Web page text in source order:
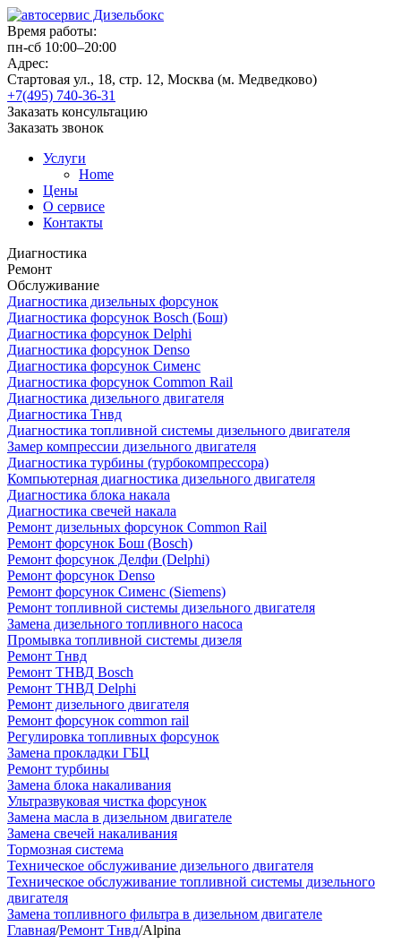
Время работы:
пн-сб 10:00–20:00
Адрес:
Стартовая ул., 18, стр. 12, Москва (м. Медведково)
+7(495) 740-36-31
Заказать консультацию
Заказать звонок
Услуги
Home
Цены
О сервисе
Контакты
Диагностика
Ремонт
Обслуживание
Диагностика дизельных форсунок
Диагностика форсунок Bosch (Бош)
Диагностика форсунок Delphi
Диагностика форсунок Denso
Диагностика форсунок Сименс
Диагностика форсунок Common Rail
Диагностика дизельного двигателя
Диагностика Тнвд
Диагностика топливной системы дизельного двигателя
Замер компрессии дизельного двигателя
Диагностика турбины (турбокомпрессора)
Компьютерная диагностика дизельного двигателя
Диагностика блока накала
Диагностика свечей накала
Ремонт дизельных форсунок Common Rail
Ремонт форсунок Бош (Bosch)
Ремонт форсунок Делфи (Delphi)
Ремонт форсунок Denso
Ремонт форсунок Сименс (Siemens)
Ремонт топливной системы дизельного двигателя
Замена дизельного топливного насоса
Промывка топливной системы дизеля
Ремонт Тнвд
Ремонт ТНВД Bosch
Ремонт ТНВД Delphi
Ремонт дизельного двигателя
Ремонт форсунок common rail
Регулировка топливных форсунок
Замена прокладки ГБЦ
Ремонт турбины
Замена блока накаливания
Ультразвуковая чистка форсунок
Замена масла в дизельном двигателе
Замена свечей накаливания
Тормозная система
Техническое обслуживание дизельного двигателя
Техническое обслуживание топливной системы дизельного
двигателя
Замена топливного фильтра в дизельном двигателе
Главная/Ремонт Тнвд/Alpina